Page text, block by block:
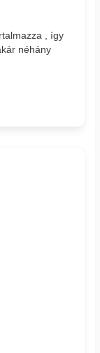
, így
néhány